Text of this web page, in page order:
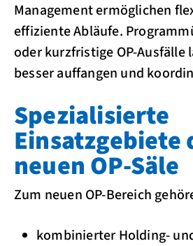
Management ermöglichen
effiziente Abläufe.
oder kurzfristige OP-Ausfälle
besser auffangen und
Spezialisierte
Einsatzgebiete
neuen OP-Säle
Zum neuen OP-Bereich
kombinierter Holding-